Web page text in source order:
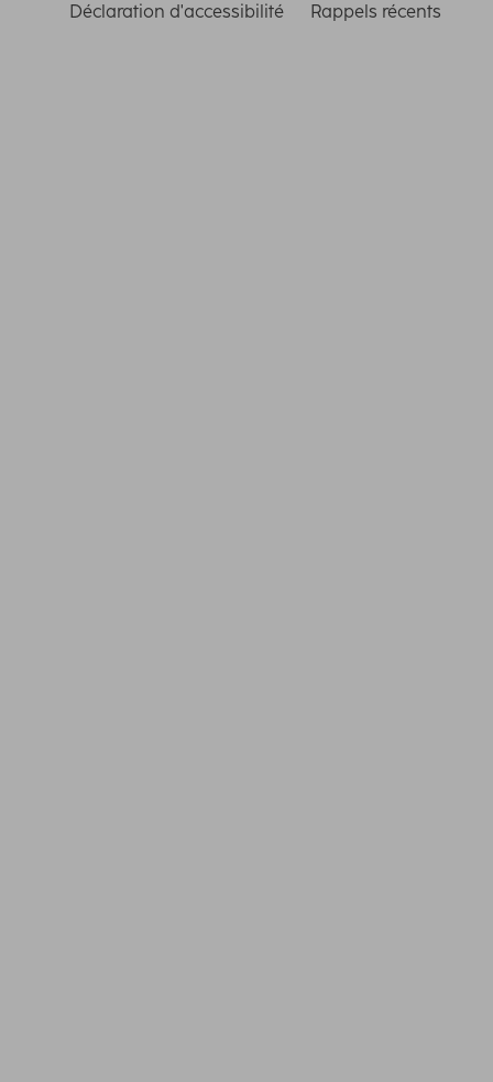
Déclaration d'accessibilité
Rappels récents